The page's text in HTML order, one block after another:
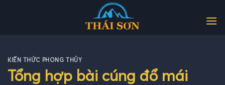
KIẾN THỨC PHONG THỦY
Tổng hợp bài cúng đổ mái